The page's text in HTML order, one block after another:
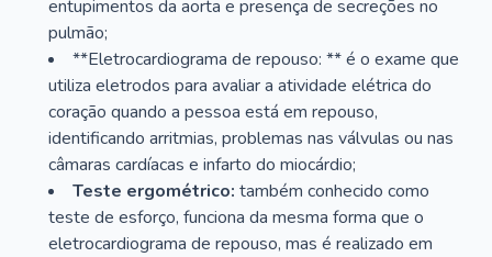
entupimentos da aorta e presença de secreções no
pulmão;
**Eletrocardiograma de repouso: ** é o exame que
utiliza eletrodos para avaliar a atividade elétrica do
coração quando a pessoa está em repouso,
identificando arritmias, problemas nas válvulas ou nas
câmaras cardíacas e infarto do miocárdio;
Teste ergométrico: também conhecido como
teste de esforço, funciona da mesma forma que o
eletrocardiograma de repouso, mas é realizado em